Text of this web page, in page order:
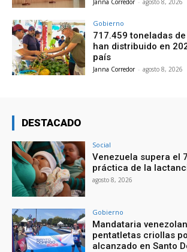
Janna Corredor - agosto 8, 2026
Gobierno
717.459 toneladas
han distribuido en
país
Janna Corredor - agosto 8, 2026
DESTACADO
Social
Venezuela supera el
práctica de la
agosto 8, 2026
Gobierno
Mandataria
pentatletas criollas
alcanzado en Santo